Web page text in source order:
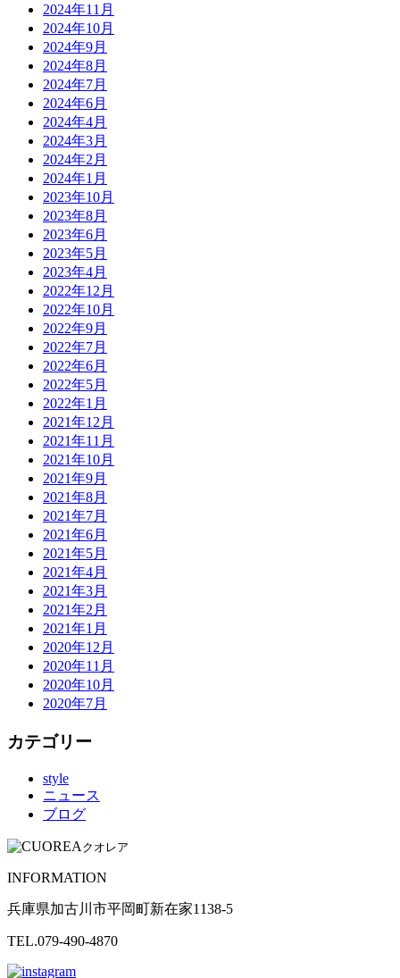
2024年11月
2024年10月
2024年9月
2024年8月
2024年7月
2024年6月
2024年4月
2024年3月
2024年2月
2024年1月
2023年10月
2023年8月
2023年6月
2023年5月
2023年4月
2022年12月
2022年10月
2022年9月
2022年7月
2022年6月
2022年5月
2022年1月
2021年12月
2021年11月
2021年10月
2021年9月
2021年8月
2021年7月
2021年6月
2021年5月
2021年4月
2021年3月
2021年2月
2021年1月
2020年12月
2020年11月
2020年10月
2020年7月
カテゴリー
style
ニュース
ブログ
クオレア
INFORMATION
兵庫県加古川市平岡町新在家1138-5
TEL.079-490-4870